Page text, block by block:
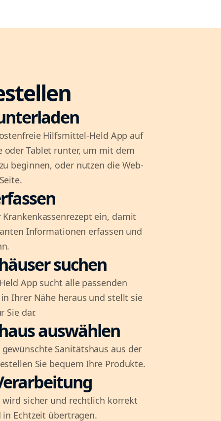
Hilfsmittel-Held App auf
oder Tablet runter, um mit dem
beginnen, oder nutzen die Web-
Krankenkassenrezept ein, damit
Informationen erfassen und
suchen
App sucht alle passenden
Ihrer Nähe heraus und stellt sie
Sie dar.
auswählen
gewünschte Sanitätshaus aus der
Sie bequem Ihre Produkte.
sicher und rechtlich korrekt
Echtzeit übertragen.